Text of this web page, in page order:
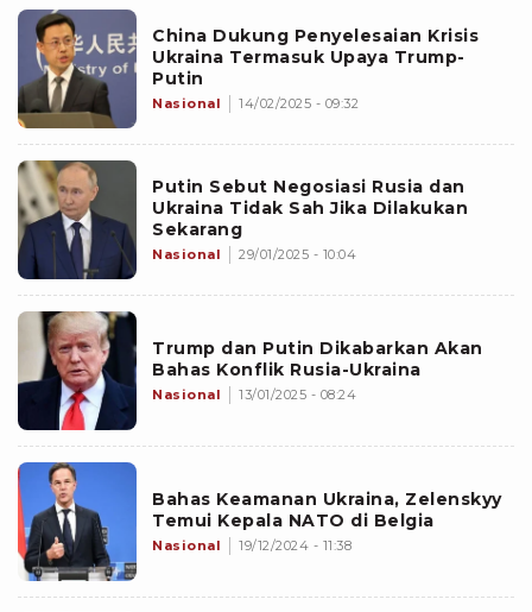
China Dukung Penyelesaian Krisis
Ukraina Termasuk Upaya Trump-
Putin
Nasional 14/02/2025 - 09:32
Putin Sebut Negosiasi Rusia dan
Ukraina Tidak Sah Jika Dilakukan
Sekarang
Nasional 29/01/2025 - 10:04
Trump dan Putin Dikabarkan Akan
Bahas Konflik Rusia-Ukraina
Nasional 13/01/2025 - 08:24
Bahas Keamanan Ukraina, Zelenskyy
Temui Kepala NATO di Belgia
Nasional 19/12/2024 - 11:38